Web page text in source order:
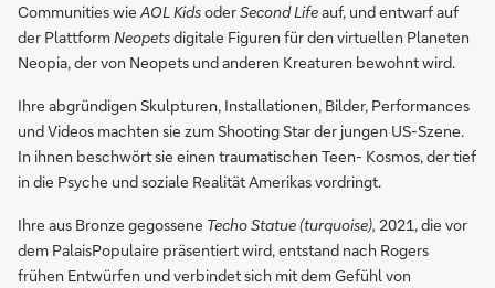
Communities wie AOL KidsoderSecond Lifeauf, und entwarf auf
der PlattformNeopetsdigitale Figuren für den virtuellen Planeten
Neopia, der von Neopets und anderen Kreaturen bewohnt wird.
Ihre abgründigen Skulpturen, Installationen, Bilder, Performances
und Videos machten sie zum Shooting Star der jungen US-Szene.
In ihnen beschwört sie einen traumatischen Teen- Kosmos, der tief
in die Psyche und soziale Realität Amerikas vordringt.
Ihre aus Bronze gegossene Techo Statue (turquoise), 2021, die vor
dem PalaisPopulaire präsentiert wird, entstand nach Rogers
frühen Entwürfen und verbindet sich mit dem Gefühl von